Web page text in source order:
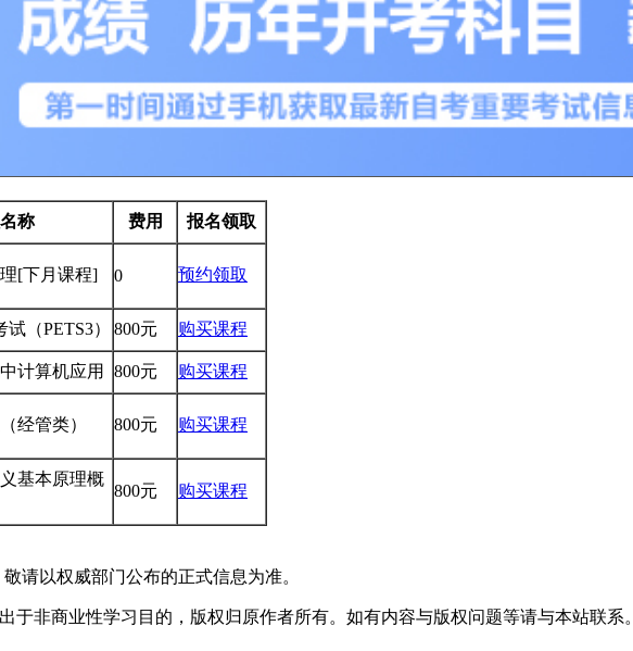
称 费用 报名领取
[下月课程] 0 预约领取
（PETS3） 800元 购买课程
计算机应用 800元 购买课程
经管类） 800元 购买课程
基本原理概
800元 购买课程
请以权威部门公布的正式信息为准。
非商业性学习目的，版权归原作者所有。如有内容与版权问题等请与本站联系